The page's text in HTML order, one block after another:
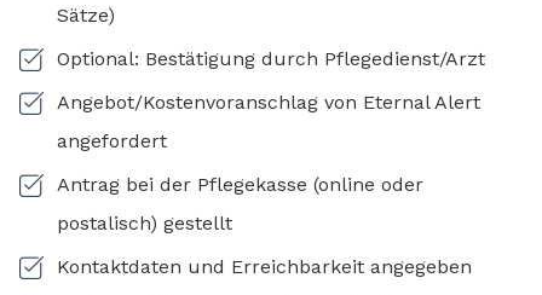
Sätze)
Optional: Bestätigung durch Pflegedienst/Arzt
Angebot/Kostenvoranschlag von Eternal Alert
angefordert
Antrag bei der Pflegekasse (online oder
postalisch) gestellt
Kontaktdaten und Erreichbarkeit angegeben